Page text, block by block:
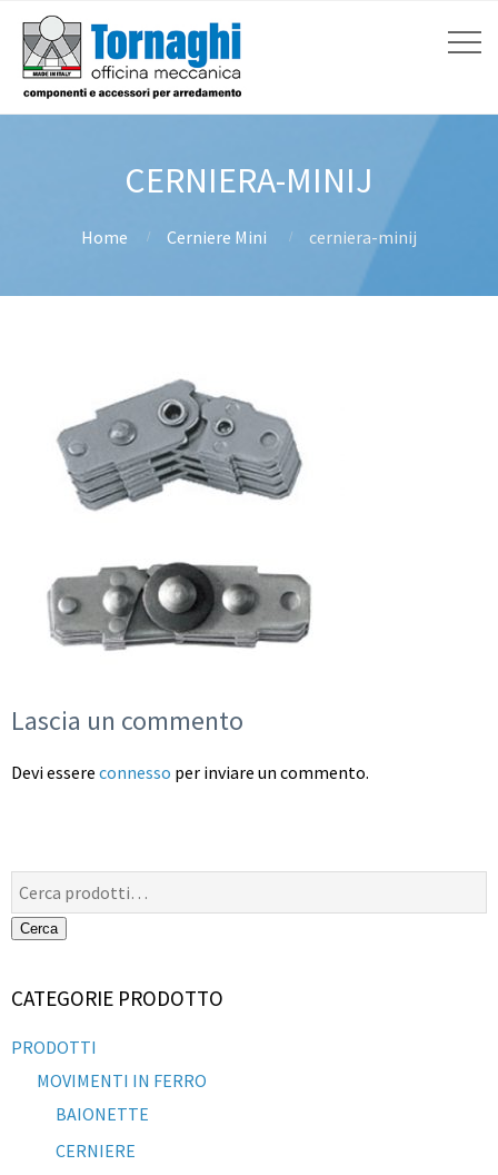
CERNIERA-MINIJ
Home Cerniere Mini cerniera-minij
Lascia un commento
Devi essere connesso per inviare un commento.
Cerca:
Cerca
CATEGORIE PRODOTTO
PRODOTTI
MOVIMENTI IN FERRO
BAIONETTE
CERNIERE